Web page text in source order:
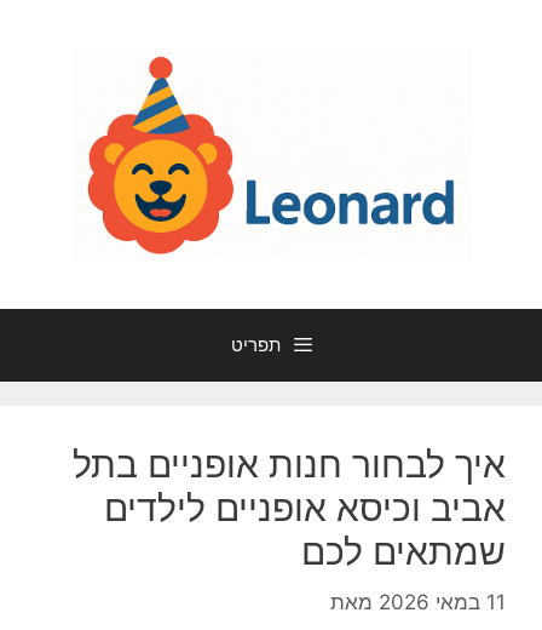
תפריט
איך לבחור חנות אופניים בתל
אביב וכיסא אופניים לילדים
שמתאים לכם
11 במאי 2026 מאת